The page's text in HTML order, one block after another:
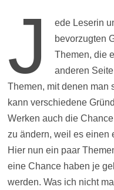
J
ede Leserin
bevorzugten
Themen, die
anderen
Themen, mit denen man
kann verschiedene
Werken auch die
zu ändern, weil es einen
Hier nun ein paar
eine Chance haben je
werden. Was ich nicht